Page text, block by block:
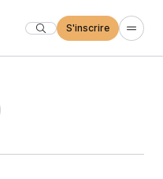
S'inscrire